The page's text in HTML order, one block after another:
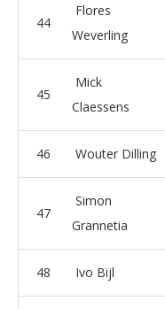
44
Flores
Weverling
45
Mick
Claessens
46 Wouter Dilling
47
Simon
Grannetia
48 Ivo Bijl